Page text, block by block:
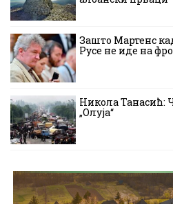
Зашто Мартенс
Русе не иде на
Никола Танасић:
„Олуја“